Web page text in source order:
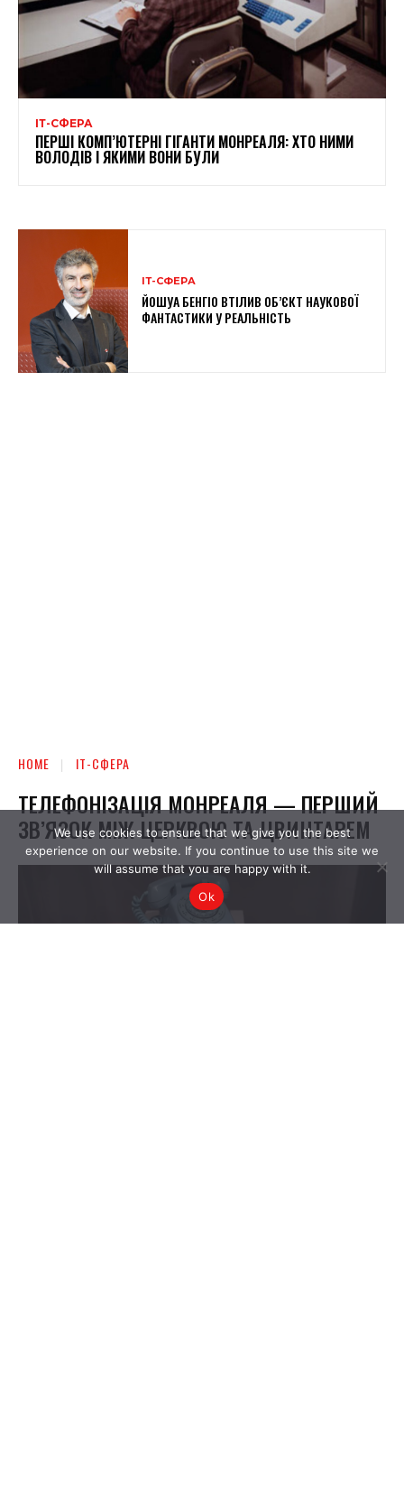
ІТ-СФЕРА
ПЕРШІ КОМП’ЮТЕРНІ ГІГАНТИ МОНРЕАЛЯ: ХТО НИМИ
ВОЛОДІВ І ЯКИМИ ВОНИ БУЛИ
ІТ-СФЕРА
ЙОШУА БЕНГІО ВТІЛИВ ОБ’ЄКТ НАУКОВОЇ
ФАНТАСТИКИ У РЕАЛЬНІСТЬ
We use cookies to ensure that we give you the best
experience on our website. If you continue to use this site we
will assume that you are happy with it.
Ok